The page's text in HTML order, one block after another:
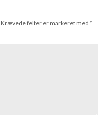
Krævede felter er markeret med *